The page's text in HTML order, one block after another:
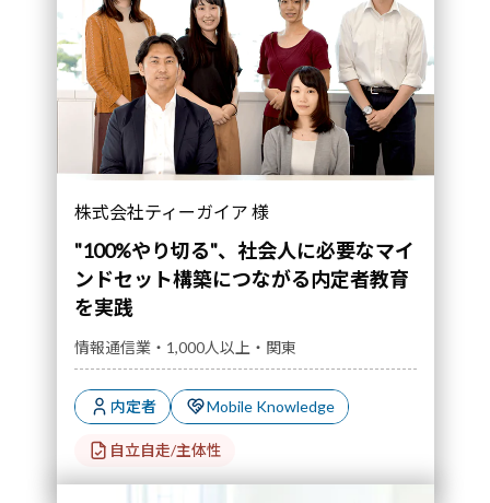
株式会社ティーガイア 様
"100%やり切る"、社会人に必要なマイ
ンドセット構築につながる内定者教育
を実践
情報通信業・1,000人以上・関東
内定者 Mobile Knowledge
自立自走/主体性